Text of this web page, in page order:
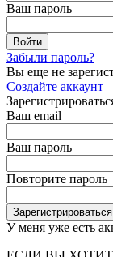
Ваш пароль
Забыли пароль?
Вы еще не
Создайте аккаунт
Ваш email
Ваш пароль
Повторите пароль
У меня уже есть